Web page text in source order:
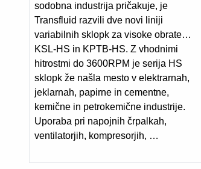
sodobna industrija pričakuje, je
Transfluid razvili dve novi liniji
variabilnih sklopk za visoke obrate…
KSL-HS in KPTB-HS. Z vhodnimi
hitrostmi do 3600RPM je serija HS
sklopk že našla mesto v elektrarnah,
jeklarnah, papirne in cementne,
kemične in petrokemične industrije.
Uporaba pri napojnih črpalkah,
ventilatorjih, kompresorjih, …